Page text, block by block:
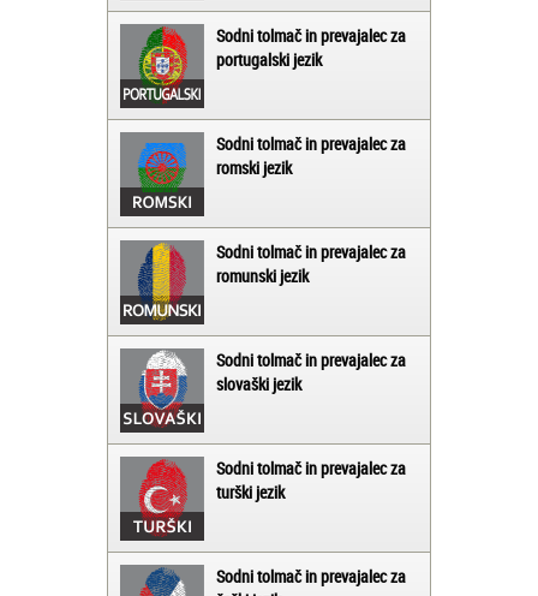
Sodni tolmač in prevajalec za
portugalski jezik
Sodni tolmač in prevajalec za
romski jezik
Sodni tolmač in prevajalec za
romunski jezik
Sodni tolmač in prevajalec za
slovaški jezik
Sodni tolmač in prevajalec za
turški jezik
Sodni tolmač in prevajalec za